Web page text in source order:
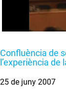
Confluència de
l’experiència
25 de juny 2007